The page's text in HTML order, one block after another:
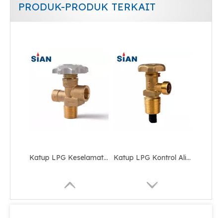
PRODUK-PRODUK TERKAIT
Katup Silinder Gas Nitrogen Paduan Tembaga Oksigen
Katup LPG Keselamatan Silinder Gas Seng Kuningan Katup LPG Kontrol Aliran Udara Silinder Kompak